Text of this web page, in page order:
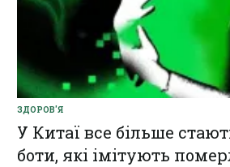
ЗДОРОВ'Я
У Китаї все більше
боти, які імітують